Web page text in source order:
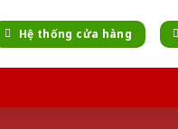
Hệ thống cửa hàng